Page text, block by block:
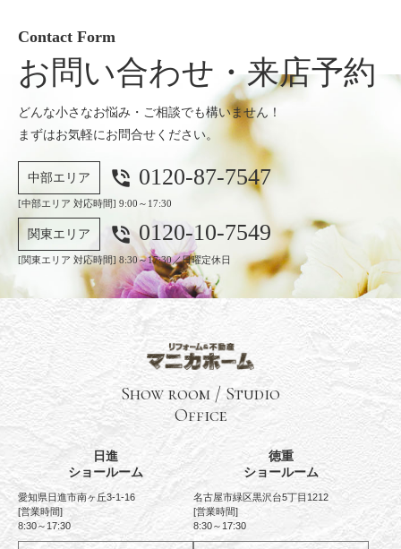
Contact Form
お問い合わせ・来店予約
どんな小さなお悩み・ご相談でも構いません！
まずはお気軽にお問合せください。
中部エリア phone_in_talk 0120-87-7547
[中部エリア 対応時間] 9:00～17:30
関東エリア phone_in_talk 0120-10-7549
[関東エリア 対応時間] 8:30～17:30／日曜定休日
Show room / Studio
Office
日進
ショールーム
愛知県日進市南ヶ丘3-1-16
[営業時間]
8:30～17:30
徳重
ショールーム
名古屋市緑区黒沢台5丁目1212
[営業時間]
8:30～17:30